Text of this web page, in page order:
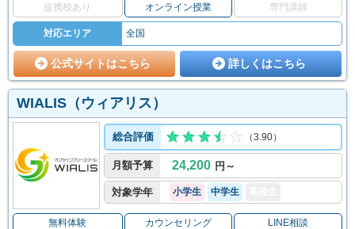
提携校あり
オンライン授業 専門講師
対応エリア 全国
公式サイトはこちら 詳しくはこちら
WIALIS（ウィアリス）
総合評価 （3.90）
月額予算 24,200 円～
対象学年 小学生 中学生
無料体験 カウンセリング
LINE相談